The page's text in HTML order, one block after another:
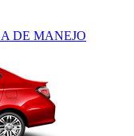
DE MANEJO